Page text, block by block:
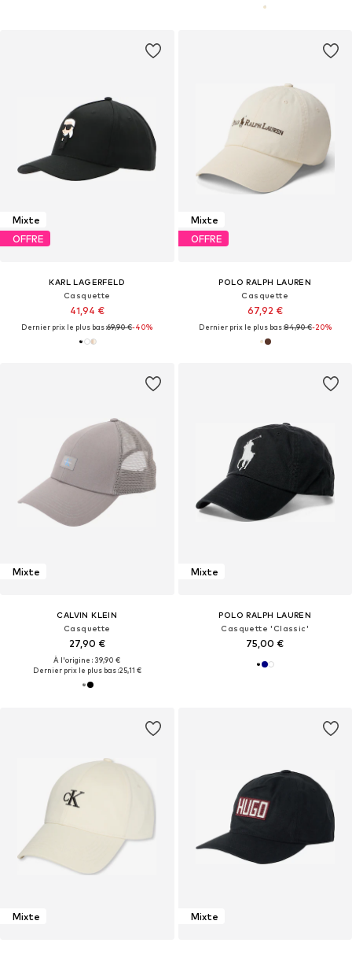
Mixte
OFFRE
KARL LAGERFELD
Casquette
41,94 €
Dernier prix le plus bas :69,90 €-40%
Mixte
OFFRE
POLO RALPH LAUREN
Casquette
67,92 €
Dernier prix le plus bas :84,90 €-20%
Mixte
CALVIN KLEIN
Casquette
27,90 €
À l'origine : 39,90 €
Dernier prix le plus bas :25,11 €
Mixte
POLO RALPH LAUREN
Casquette 'Classic'
75,00 €
Mixte Mixte